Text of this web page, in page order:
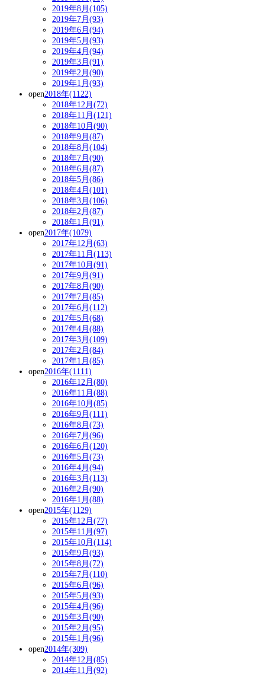
2019年8月(105)
2019年7月(93)
2019年6月(94)
2019年5月(93)
2019年4月(94)
2019年3月(91)
2019年2月(90)
2019年1月(93)
open2018年(1122)
2018年12月(72)
2018年11月(121)
2018年10月(90)
2018年9月(87)
2018年8月(104)
2018年7月(90)
2018年6月(87)
2018年5月(86)
2018年4月(101)
2018年3月(106)
2018年2月(87)
2018年1月(91)
open2017年(1079)
2017年12月(63)
2017年11月(113)
2017年10月(91)
2017年9月(91)
2017年8月(90)
2017年7月(85)
2017年6月(112)
2017年5月(68)
2017年4月(88)
2017年3月(109)
2017年2月(84)
2017年1月(85)
open2016年(1111)
2016年12月(80)
2016年11月(88)
2016年10月(85)
2016年9月(111)
2016年8月(73)
2016年7月(96)
2016年6月(120)
2016年5月(73)
2016年4月(94)
2016年3月(113)
2016年2月(90)
2016年1月(88)
open2015年(1129)
2015年12月(77)
2015年11月(97)
2015年10月(114)
2015年9月(93)
2015年8月(72)
2015年7月(110)
2015年6月(96)
2015年5月(93)
2015年4月(96)
2015年3月(90)
2015年2月(95)
2015年1月(96)
open2014年(309)
2014年12月(85)
2014年11月(92)